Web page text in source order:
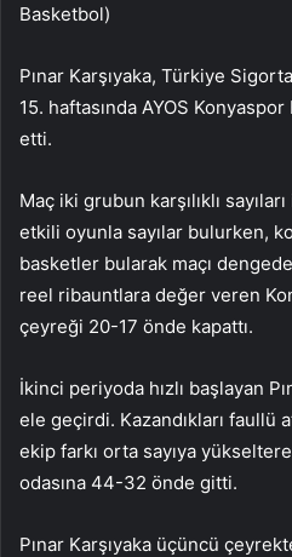
Basketbol)
Pınar Karşıyaka, Türkiye
15. haftasında AYOS
etti.
Maç iki grubun karşılıklı
etkili oyunla sayılar bulurken,
basketler bularak maçı
reel ribauntlara değer veren
çeyreği 20-17 önde kapattı.
İkinci periyoda hızlı başlayan
ele geçirdi. Kazandıkları faullü
ekip farkı orta sayıya
odasına 44-32 önde gitti.
Pınar Karşıyaka üçüncü